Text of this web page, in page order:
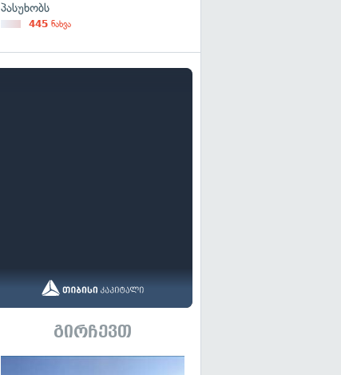
პასუხობს
445 ნახვა
გირჩევთ